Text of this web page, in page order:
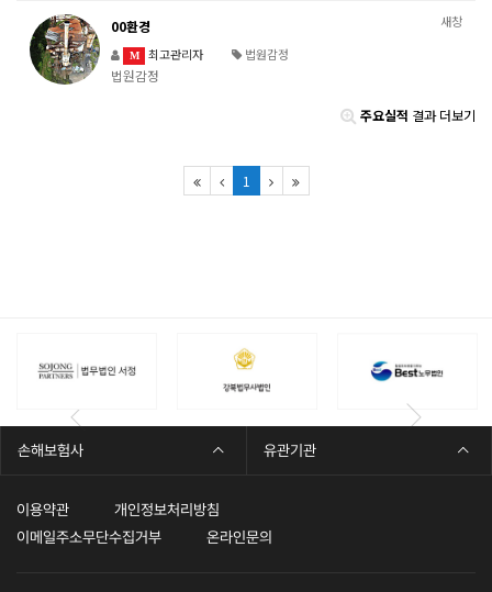
새창
00환경
M 최고관리자 법원감정
법원감정
주요실적 결과 더보기
1
이용약관
개인정보처리방침
이메일주소무단수집거부
온라인문의
손해보험사 유관기관